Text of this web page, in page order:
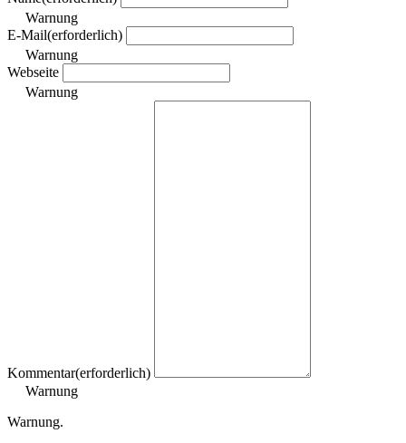
Warnung
E-Mail(erforderlich)
Warnung
Webseite
Warnung
Kommentar(erforderlich)
Warnung
Warnung.